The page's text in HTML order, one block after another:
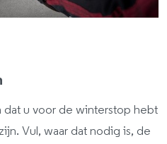
dat u voor de winterstop hebt
Vul, waar dat nodig is, de